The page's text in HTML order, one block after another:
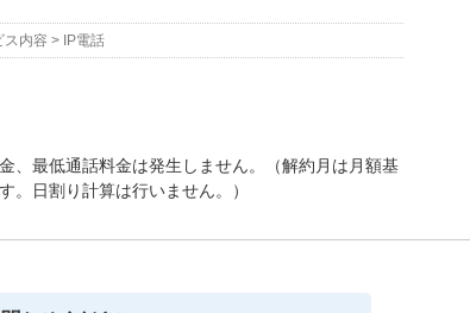
ス内容 > IP電話
、最低通話料金は発生しません。（解約月は月額基
。日割り計算は行いません。）